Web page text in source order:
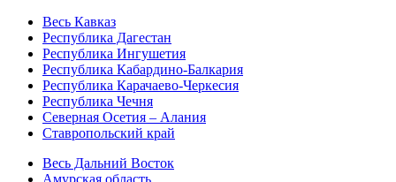
Весь Кавказ
Республика Дагестан
Республика Ингушетия
Республика Кабардино-Балкария
Республика Карачаево-Черкесия
Республика Чечня
Северная Осетия – Алания
Ставропольский край
Весь Дальний Восток
Амурская область